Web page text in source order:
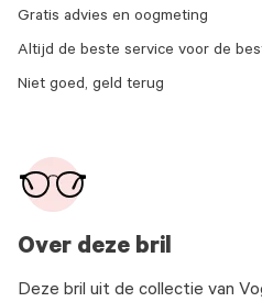
Over deze bril
Deze bril uit de collectie van
Gratis advies en oogmeting
Altijd de beste service voor de
Niet goed, geld terug